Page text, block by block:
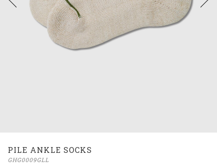
PILE ANKLE SOCKS
GHG0009GLL